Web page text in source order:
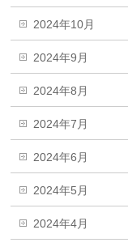
2024年10月
2024年9月
2024年8月
2024年7月
2024年6月
2024年5月
2024年4月